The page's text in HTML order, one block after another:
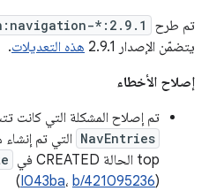
تم طرح
*:2.9.1
يتضمّن الإصدار 2.9.1
هذه التعديلات.
إصلاح الأخطاء
تم إصلاح المشكلة التي كانت
NavEntries
top الحالة CREATED في
(
I043ba، b/421095236
)